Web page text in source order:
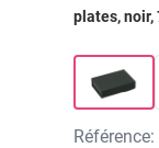
plates, noir,